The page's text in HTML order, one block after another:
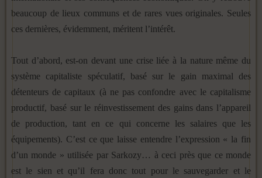
beaucoup de lieux communs et de rares vues originales. Seules
ces dernières, évidemment, méritent l’intérêt.
Tout d’abord, est-on devant une crise liée à la nature même du
système capitaliste spéculatif, basé sur le gain maximal des
détenteurs de capitaux (à ne pas confondre avec le capitalisme
productif, basé sur le réinvestissement des gains dans l’appareil
de production, tant en ce qui concerne les salaires que les
équipements). C’est ce que laisse entendre l’expression « la fin
d’un monde » utilisée par Sarkozy… à ceci près que ce monde
est le sien et qu’il fera donc tout pour le sauvegarder et le